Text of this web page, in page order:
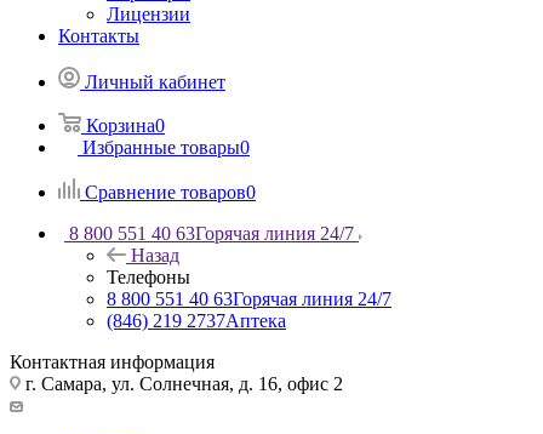
Лицензии
Контакты
Личный кабинет
Корзина0
Избранные товары0
Сравнение товаров0
8 800 551 40 63Горячая линия 24/7
Назад
Телефоны
8 800 551 40 63Горячая линия 24/7
(846) 219 2737Аптека
Контактная информация
г. Самара, ул. Солнечная, д. 16, офис 2